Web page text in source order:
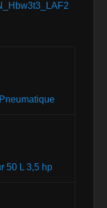
50 L 3,5 hp